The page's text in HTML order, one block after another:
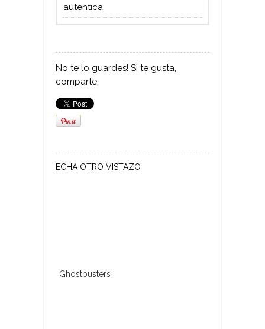
auténtica
No te lo guardes! Si te gusta,
comparte.
ECHA OTRO VISTAZO
Ghostbusters